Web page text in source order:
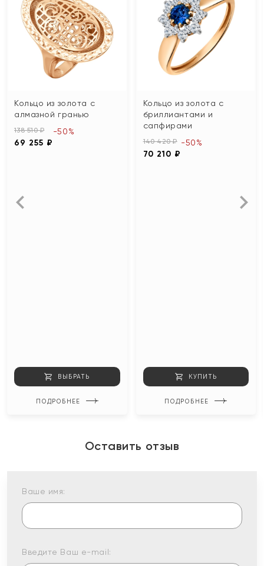
Кольцо из золота с
алмазной гранью
138 510 ₽
69 255 ₽
-50%
ВЫБРАТЬ
ПОДРОБНЕЕ
Кольцо из золота с
бриллиантами и
сапфирами
140 420 ₽
70 210 ₽
-50%
КУПИТЬ
ПОДРОБНЕЕ
Оставить отзыв
Ваше имя:
Введите Ваш e-mail: